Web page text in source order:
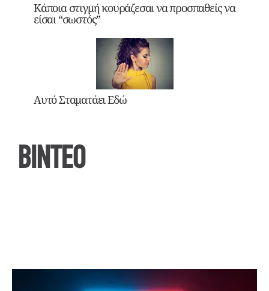
Κάποια στιγμή κουράζεσαι να προσπαθείς να
είσαι “σωστός”
Αυτό Σταματάει Εδώ
ΒΙΝΤΕΟ